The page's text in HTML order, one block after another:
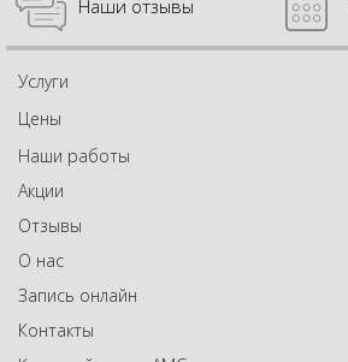
Наши отзывы
Услуги
Цены
Наши работы
Акции
Отзывы
О нас
Запись онлайн
Контакты